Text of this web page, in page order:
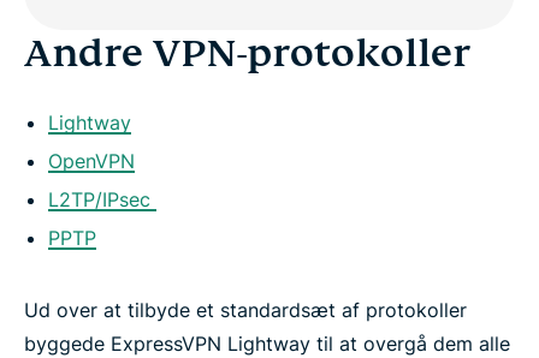
Andre VPN-protokoller
Lightway
OpenVPN
L2TP/IPsec
PPTP
Ud over at tilbyde et standardsæt af protokoller
byggede ExpressVPN Lightway til at overgå dem alle